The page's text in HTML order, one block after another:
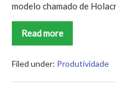
modelo chamado de
Read more
Holacracy:
conheça
gerência
cargos
Filed under: Produtividade